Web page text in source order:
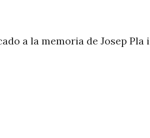
a la memoria de Josep Pla i